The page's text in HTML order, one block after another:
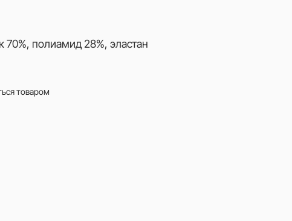
70%, полиамид 28%, эластан
товаром